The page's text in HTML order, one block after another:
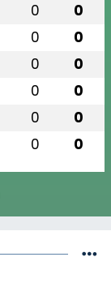
0 0
0 0
0 0
0 0
0 0
0 0